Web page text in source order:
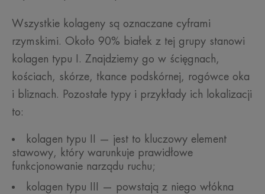
Wszystkie kolageny są oznaczane cyframi
rzymskimi. Około 90% białek z tej grupy stanowi
kolagen typu I. Znajdziemy go w ścięgnach,
kościach, skórze, tkance podskórnej, rogówce oka
i bliznach. Pozostałe typy i przykłady ich lokalizacji
to:
kolagen typu II — jest to kluczowy element
stawowy, który warunkuje prawidłowe
funkcjonowanie narządu ruchu;
kolagen typu III — powstają z niego włókna